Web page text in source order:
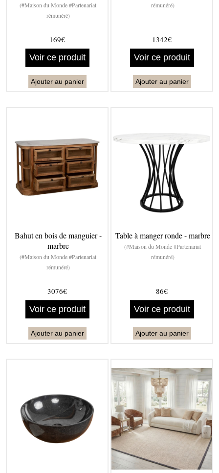
(#Maison du Monde #Partenariat
rémunéré)
169€
Voir ce produit
Ajouter au panier
rémunéré)
1342€
Voir ce produit
Ajouter au panier
Bahut en bois de manguier -
marbre
(#Maison du Monde #Partenariat
rémunéré)
3076€
Voir ce produit
Ajouter au panier
Table à manger ronde - marbre
(#Maison du Monde #Partenariat
rémunéré)
86€
Voir ce produit
Ajouter au panier